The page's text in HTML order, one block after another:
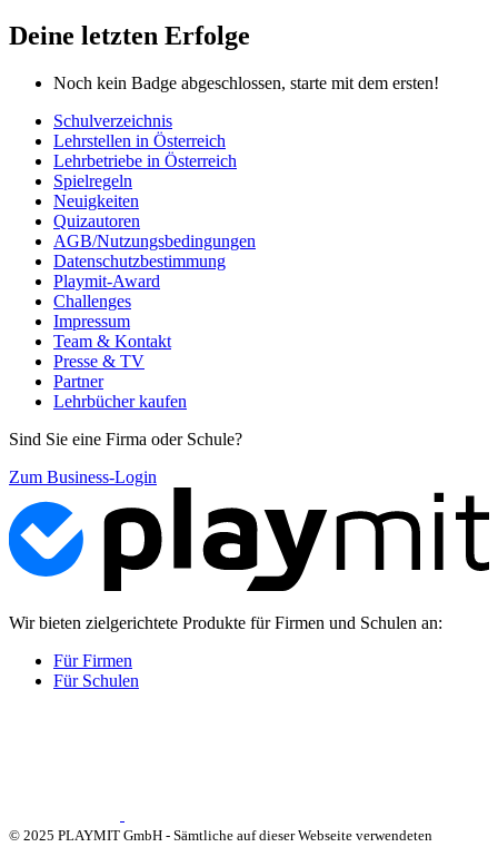
Deine letzten Erfolge
Noch kein Badge abgeschlossen, starte mit dem ersten!
Schulverzeichnis
Lehrstellen in Österreich
Lehrbetriebe in Österreich
Spielregeln
Neuigkeiten
Quizautoren
AGB/Nutzungsbedingungen
Datenschutzbestimmung
Playmit-Award
Challenges
Impressum
Team & Kontakt
Presse & TV
Partner
Lehrbücher kaufen
Sind Sie eine Firma oder Schule?
Zum Business-Login
Wir bieten zielgerichtete Produkte für Firmen und Schulen an:
Für Firmen
Für Schulen
© 2025 PLAYMIT GmbH - Sämtliche auf dieser Webseite verwendeten